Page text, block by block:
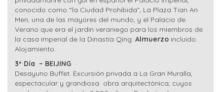
conocido como “la Ciudad Prohibida”, La Plaza Tian An
Men, una de las mayores del mundo, y el Palacio de
Verano que era el jardín veraniego para los miembros de
la casa imperial de la Dinastía Qing. Almuerzo incluido.
Alojamiento.
3º Día – BEIJING
Desayuno Buffet. Excursión privada a La Gran Muralla,
espectacular y grandiosa obra arquitectónica, cuyos